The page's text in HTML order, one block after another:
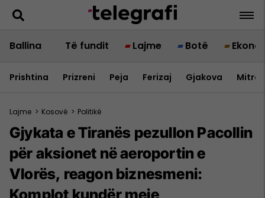
Ballina Të fundit Lajme Botë
Prishtina Prizreni Peja Ferizaj Gjakova
Lajme > Kosovë > Politikë
Gjykata e Tiranës pezullon Pacollin
për aksionet në aeroportin e
Vlorës, reagon biznesmeni:
Komplot kundër meje